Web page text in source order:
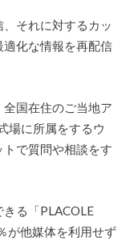
それに対するカッ
化な情報を再配信
国在住のご当地ア
場に所属をするウ
で質問や相談をす
る「PLACOLE
が他媒体を利用せず